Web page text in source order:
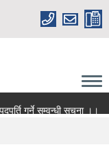
गर्ने सम्वन्धी सूचना ।।